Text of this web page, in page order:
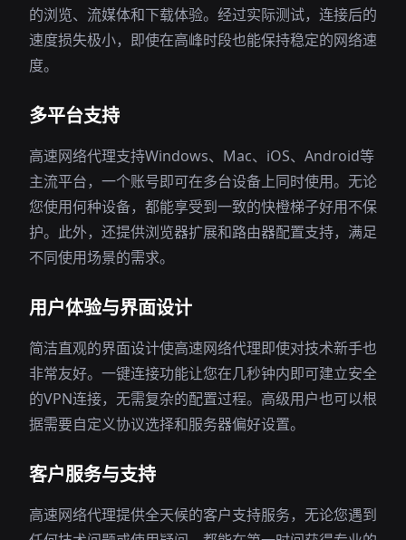
的浏览、流媒体和下载体验。经过实际测试，连接后的
速度损失极小，即使在高峰时段也能保持稳定的网络速
度。
多平台支持
高速网络代理支持Windows、Mac、iOS、Android等
主流平台，一个账号即可在多台设备上同时使用。无论
您使用何种设备，都能享受到一致的快橙梯子好用不保
护。此外，还提供浏览器扩展和路由器配置支持，满足
不同使用场景的需求。
用户体验与界面设计
简洁直观的界面设计使高速网络代理即使对技术新手也
非常友好。一键连接功能让您在几秒钟内即可建立安全
的VPN连接，无需复杂的配置过程。高级用户也可以根
据需要自定义协议选择和服务器偏好设置。
客户服务与支持
高速网络代理提供全天候的客户支持服务，无论您遇到